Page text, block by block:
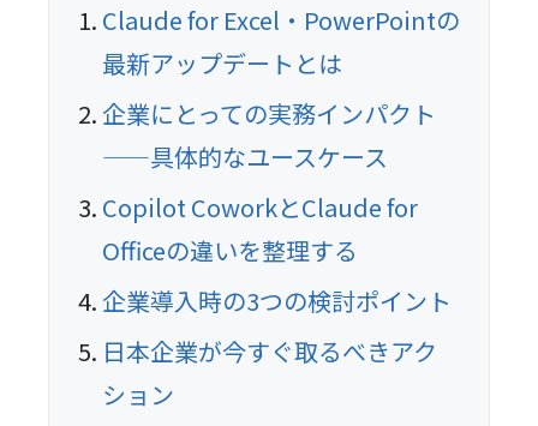
Claude for Excel・PowerPointの
最新アップデートとは
企業にとっての実務インパクト
——具体的なユースケース
Copilot CoworkとClaude for
Officeの違いを整理する
企業導入時の3つの検討ポイント
日本企業が今すぐ取るべきアク
ション